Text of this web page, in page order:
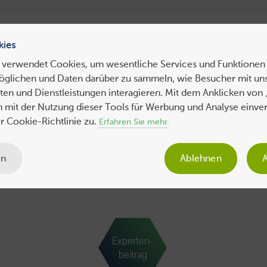
Hosting
Tipps Business Sicherheit SEO Expertenbeiträge
Experten-
beitrag
verwendet Cookies, um wesentliche Services und
und Daten darüber zu sammeln, wie Besucher mit
und Dienstleistungen interagieren. Mit dem Anklicken von
mit der Nutzung dieser Tools für Werbung und Analyse
Cookie-Richtlinie zu. Erfahren Sie mehr.
Ablehnen